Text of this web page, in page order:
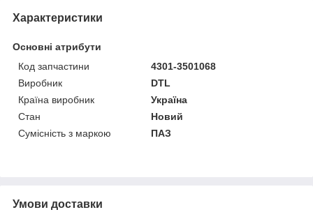
Характеристики
Основні атрибути
Код запчастини
4301-3501068
Виробник
DTL
Країна виробник
Україна
Стан
Новий
Сумісність з маркою
ПАЗ
Умови доставки